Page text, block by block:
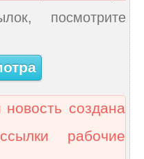
посмотрите
новость создана
рабочие